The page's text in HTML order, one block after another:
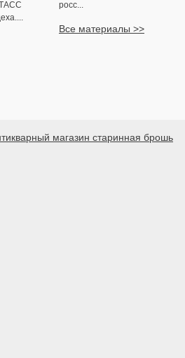
росс...
Все материалы >>
магазин старинная брошь